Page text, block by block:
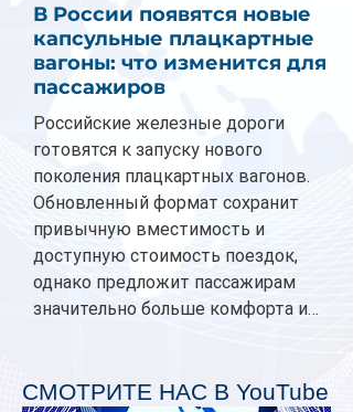
В России появятся новые
капсульные плацкартные
вагоны: что изменится для
пассажиров
Российские железные дороги
готовятся к запуску нового
поколения плацкартных вагонов.
Обновленный формат сохранит
привычную вместимость и
доступную стоимость поездок,
однако предложит пассажирам
значительно больше комфорта и
планируется начать в 2027 году.
СМОТРИТЕ НАС В YouTube